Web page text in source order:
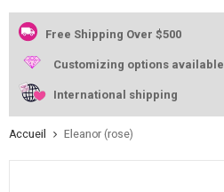
Free Shipping Over $500
Customizing options available
International shipping
Accueil Eleanor (rose)